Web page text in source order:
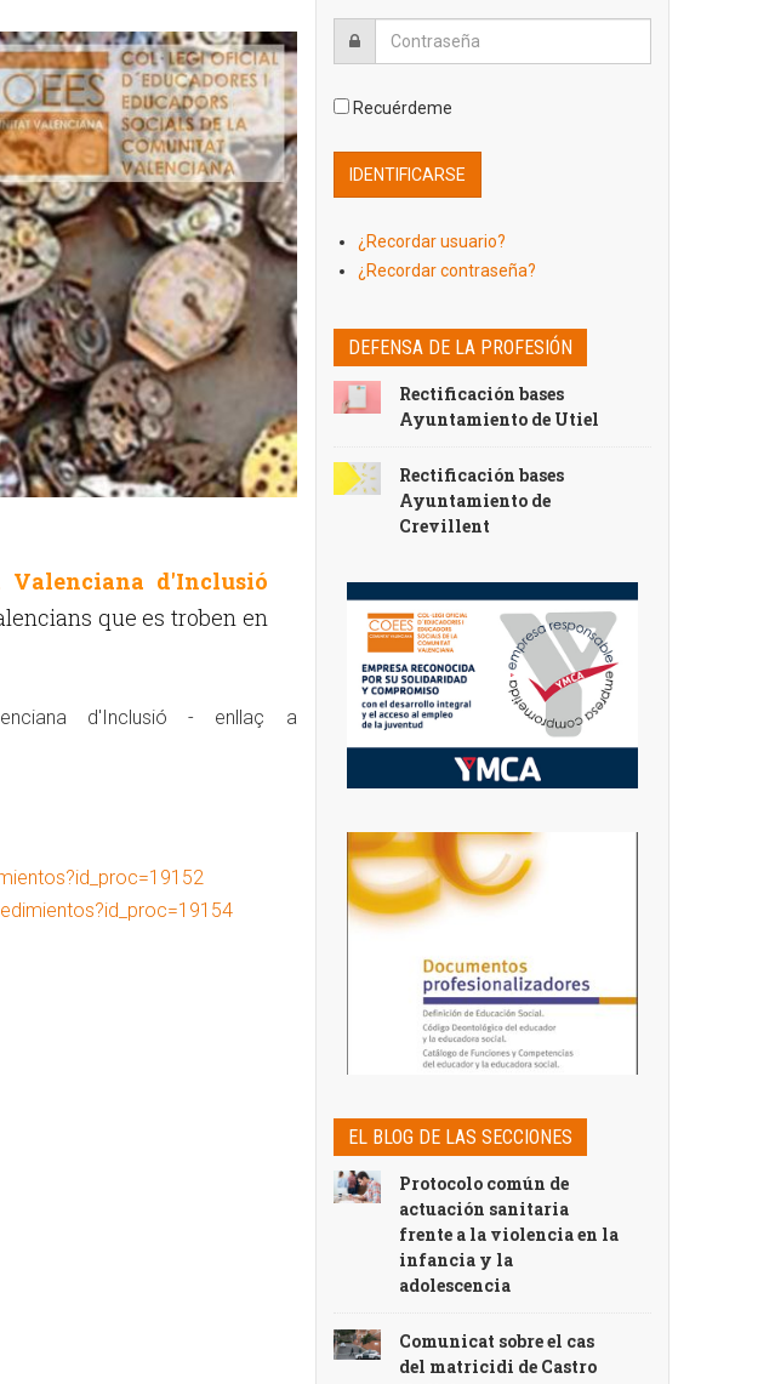
Valenciana d'Inclusió
que es troben en
d'Inclusió - enllaç a
Recuérdeme
¿Recordar usuario?
¿Recordar contraseña?
DEFENSA DE LA PROFESIÓN
Rectificación bases
Ayuntamiento de Utiel
Rectificación bases
Ayuntamiento de
Crevillent
EL BLOG DE LAS SECCIONES
Protocolo común de
actuación sanitaria
frente a la violencia en la
infancia y la
adolescencia
Comunicat sobre el cas
del matricidi de Castro